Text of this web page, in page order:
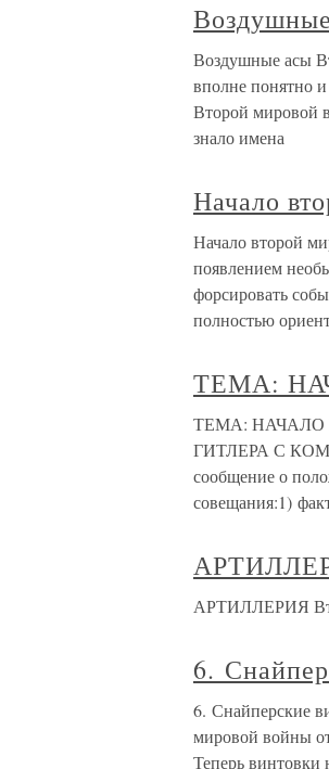
Воздушные асы
вполне понятно
Второй мировой
знало имена
Начало
Начало второй
появлением
форсировать
полностью
ТЕМА:
ТЕМА:
ГИТЛЕРА С
сообщение о
совещания:1)
АРТИЛЛЕРИЯ
6.
6. Снайперские
мировой войны
Теперь винтовки